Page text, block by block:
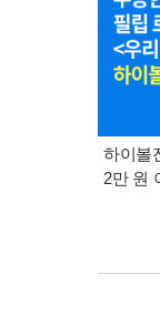
하이볼
2만 원